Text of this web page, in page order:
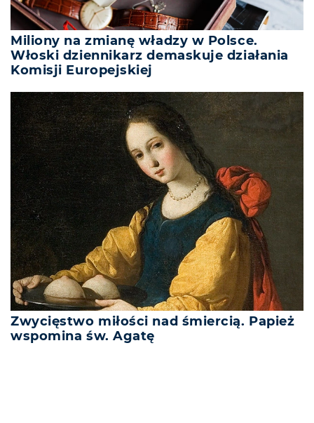
Miliony na zmianę władzy w Polsce.
Włoski dziennikarz demaskuje działania
Komisji Europejskiej
Zwycięstwo miłości nad śmiercią. Papież
wspomina św. Agatę